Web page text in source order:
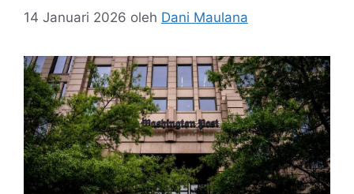
14 Januari 2026 oleh Dani Maulana